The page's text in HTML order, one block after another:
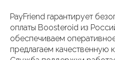
PayFriend гарантирует
оплаты Boosteroid из
обеспечиваем
предлагаем качественную